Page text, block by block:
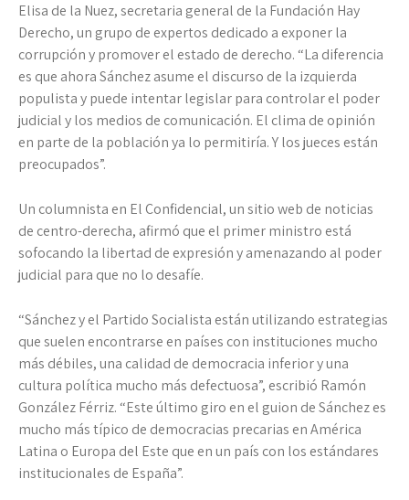
Elisa de la Nuez, secretaria general de la Fundación Hay
Derecho, un grupo de expertos dedicado a exponer la
corrupción y promover el estado de derecho. “La diferencia
es que ahora Sánchez asume el discurso de la izquierda
populista y puede intentar legislar para controlar el poder
judicial y los medios de comunicación. El clima de opinión
en parte de la población ya lo permitiría. Y los jueces están
preocupados”.
Un columnista en El Confidencial, un sitio web de noticias
de centro-derecha, afirmó que el primer ministro está
sofocando la libertad de expresión y amenazando al poder
judicial para que no lo desafíe.
“Sánchez y el Partido Socialista están utilizando estrategias
que suelen encontrarse en países con instituciones mucho
más débiles, una calidad de democracia inferior y una
cultura política mucho más defectuosa”, escribió Ramón
González Férriz. “Este último giro en el guion de Sánchez es
mucho más típico de democracias precarias en América
Latina o Europa del Este que en un país con los estándares
institucionales de España”.